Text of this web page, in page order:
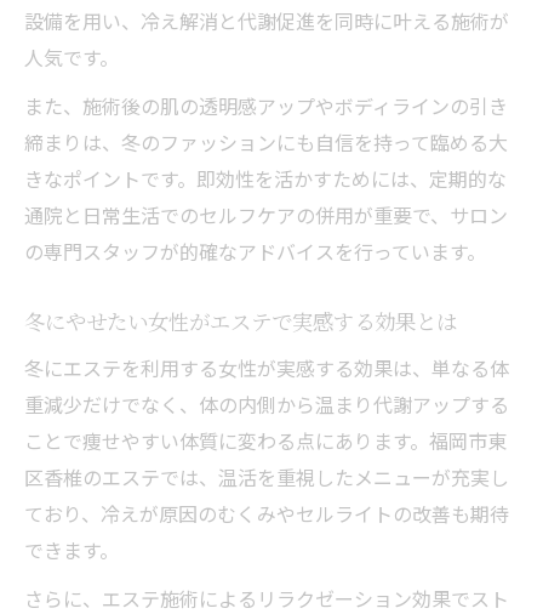
設備を用い、冷え解消と代謝促進を同時に叶える施術が
人気です。
また、施術後の肌の透明感アップやボディラインの引き
締まりは、冬のファッションにも自信を持って臨める大
きなポイントです。即効性を活かすためには、定期的な
通院と日常生活でのセルフケアの併用が重要で、サロン
の専門スタッフが的確なアドバイスを行っています。
冬にやせたい女性がエステで実感する効果とは
冬にエステを利用する女性が実感する効果は、単なる体
重減少だけでなく、体の内側から温まり代謝アップする
ことで痩せやすい体質に変わる点にあります。福岡市東
区香椎のエステでは、温活を重視したメニューが充実し
ており、冷えが原因のむくみやセルライトの改善も期待
できます。
さらに、エステ施術によるリラクゼーション効果でスト